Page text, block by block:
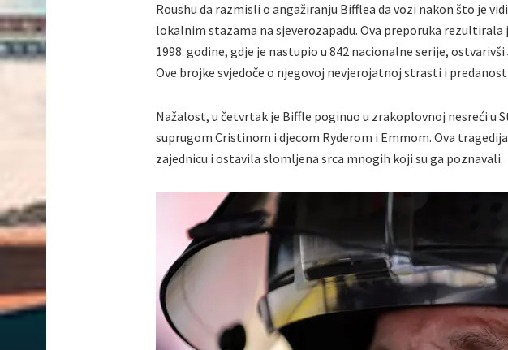
Roushu da razmisli o angažiranju Bifflea da vozi nakon što je
lokalnim stazama na sjeverozapadu. Ova preporuka rezultirala
1998. godine, gdje je nastupio u 842 nacionalne serije,
Ove brojke svjedoče o njegovoj nevjerojatnoj strasti i
Nažalost, u četvrtak je Biffle poginuo u zrakoplovnoj nesreći u
suprugom Cristinom i djecom Ryderom i Emmom. Ova
zajednicu i ostavila slomljena srca mnogih koji su ga poznavali.